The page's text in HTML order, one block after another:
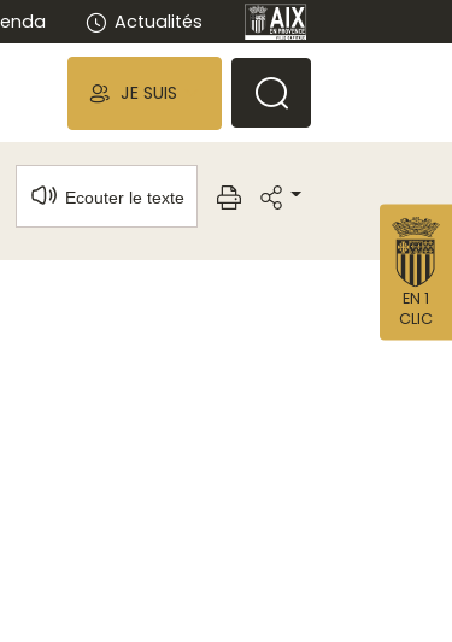
Actualités
JE SUIS
Ecouter le texte
EN 1
CLIC